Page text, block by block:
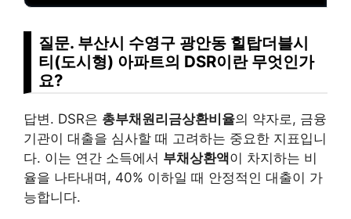
질문. 부산시 수영구 광안동 힐탑더블시
티(도시형) 아파트의 DSR이란 무엇인가
요?
답변. DSR은 총부채원리금상환비율의 약자로, 금융
기관이 대출을 심사할 때 고려하는 중요한 지표입니
다. 이는 연간 소득에서 부채상환액이 차지하는 비
율을 나타내며, 40% 이하일 때 안정적인 대출이 가
능합니다.